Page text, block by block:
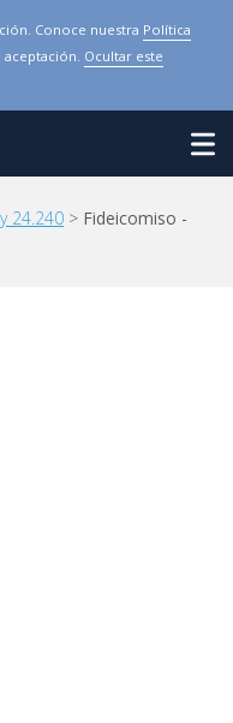
Conoce nuestra Política
aceptación. Ocultar este
24.240 > Fideicomiso -